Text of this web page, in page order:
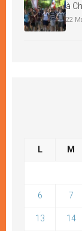
à
22
L M
6 7
13 14